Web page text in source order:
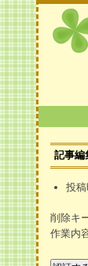
記事編
投稿
削除キ
作業内